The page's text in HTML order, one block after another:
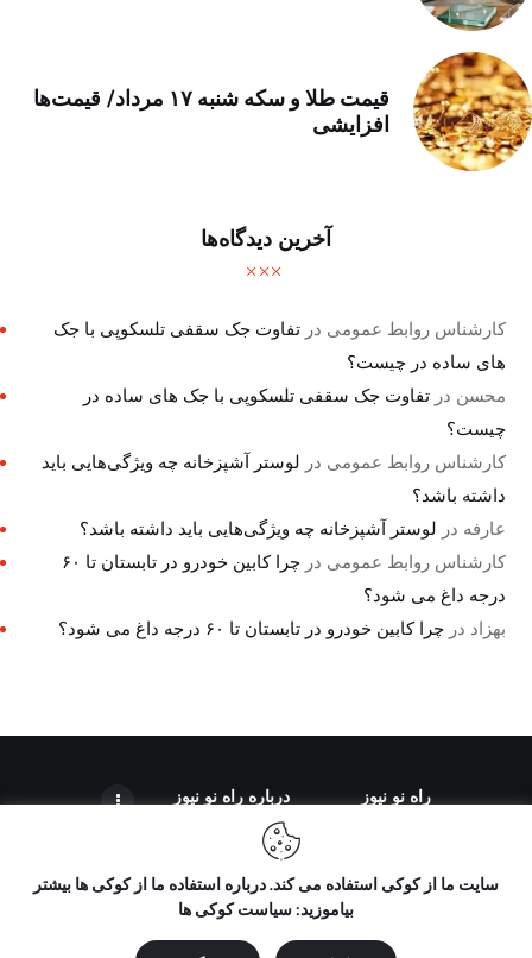
قیمت طلا و سکه شنبه ۱۷ مرداد/ قیمت‌ها
افزایشی
آخرین دیدگاه‌ها
کارشناس روابط عمومی درتفاوت جک سقفی تلسکوپی با جک
های ساده در چیست؟
محسن درتفاوت جک سقفی تلسکوپی با جک های ساده در
چیست؟
کارشناس روابط عمومی در لوستر آشپزخانه چه ویژگی‌هایی باید
داشته باشد؟
عارفه در لوستر آشپزخانه چه ویژگی‌هایی باید داشته باشد؟
کارشناس روابط عمومی در
چرا کابین خودرو در تابستان تا ۶۰
درجه داغ می شود؟
بهزاد درچرا کابین خودرو در تابستان تا ۶۰ درجه داغ می شود؟
راه نو نیوز درباره راه‌ نو نیوز
تمامی حقوق مطالب برای "راه نو نیوز" محفوظ است و هرگونه کپی
سایت ما از کوکی استفاده می کند. درباره استفاده ما از کوکی ها بیشتر
بیاموزید: سیاست کوکی ها